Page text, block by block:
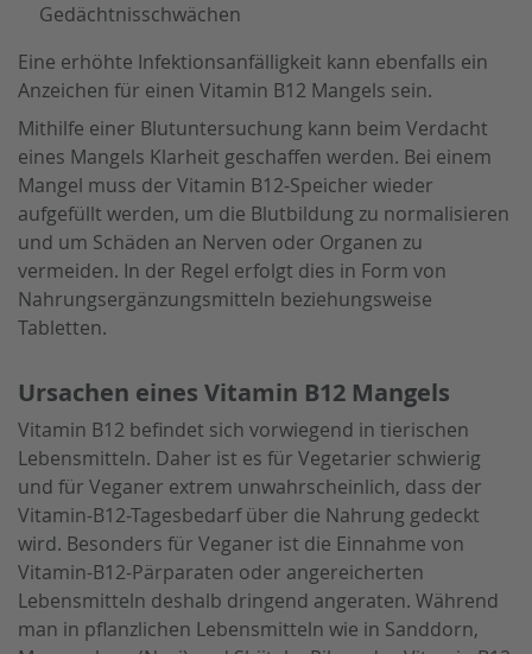
Gedächtnisschwächen
Eine erhöhte Infektionsanfälligkeit kann ebenfalls ein
Anzeichen für einen Vitamin B12 Mangels sein.
Mithilfe einer Blutuntersuchung kann beim Verdacht
eines Mangels Klarheit geschaffen werden. Bei einem
Mangel muss der Vitamin B12-Speicher wieder
aufgefüllt werden, um die Blutbildung zu normalisieren
und um Schäden an Nerven oder Organen zu
vermeiden. In der Regel erfolgt dies in Form von
Nahrungsergänzungsmitteln beziehungsweise
Tabletten.
Ursachen eines Vitamin B12 Mangels
Vitamin B12 befindet sich vorwiegend in tierischen
Lebensmitteln. Daher ist es für Vegetarier schwierig
und für Veganer extrem unwahrscheinlich, dass der
Vitamin-B12-Tagesbedarf über die Nahrung gedeckt
wird. Besonders für Veganer ist die Einnahme von
Vitamin-B12-Pärparaten oder angereicherten
Lebensmitteln deshalb dringend angeraten. Während
man in pflanzlichen Lebensmitteln wie in Sanddorn,